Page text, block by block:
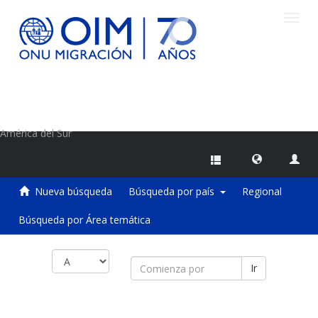
América del Sur
Nueva búsqueda Búsqueda por país Regional
Búsqueda por Área temática
Ir